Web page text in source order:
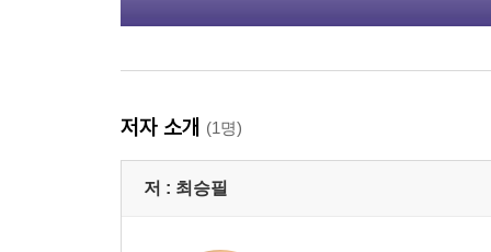
저자 소개 (1명)
저 : 최승필